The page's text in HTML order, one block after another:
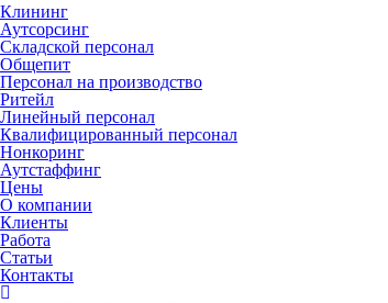
Клининг
Аутсорсинг
Складской персонал
Общепит
Персонал на производство
Ритейл
Линейный персонал
Квалифицированный персонал
Нонкоринг
Аутстаффинг
Цены
О компании
Клиенты
Работа
Статьи
Контакты